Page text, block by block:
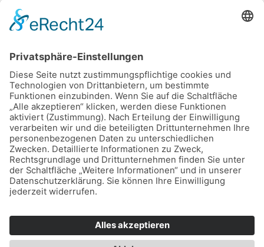
AGB
Datenschutz
Widerruf für digitale Medien
Widerruf
Kontakt
EMail: info@gourmetexpress.tirol
Tel: 0699-12013600
Büro Erreichbarkeit: Montag bis Donnerstag von
09:00 bis 14:00 Uhr
Lager: Feldstraße 11, 6020 Innsbruck